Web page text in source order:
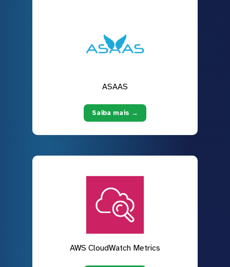
ASAAS
Saiba mais →
AWS CloudWatch Metrics